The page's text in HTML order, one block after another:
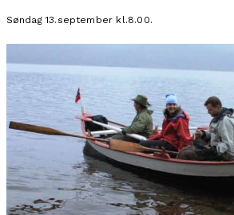
Søndag 13.september kl.8.00.